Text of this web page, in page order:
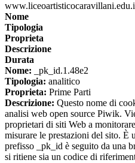
Nome
Tipologia
Proprieta
Descrizione
Durata
Nome: _pk_id.1.48e2
Tipologia: analitico
Proprieta: Prime Parti
Descrizione: Questo nome di
analisi web open source Piwik.
proprietari di siti Web a
misurare le prestazioni del sito.
prefisso _pk_id è seguito da una
si ritiene sia un codice di